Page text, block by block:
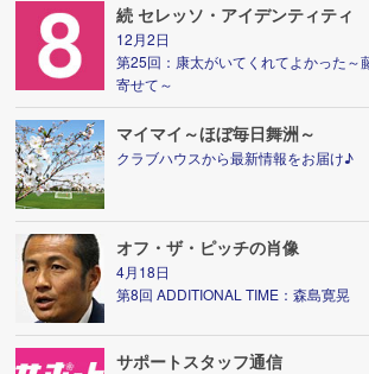
続 セレッソ・アイデンティティ
12月2日
第25回：康太がいてくれてよかった～
寄せて～
マイマイ～ほぼ毎日舞洲～
クラブハウスから最新情報をお届け♪
オフ・ザ・ピッチの肖像
4月18日
第8回 ADDITIONAL TIME：森島寛晃
サポートスタッフ通信